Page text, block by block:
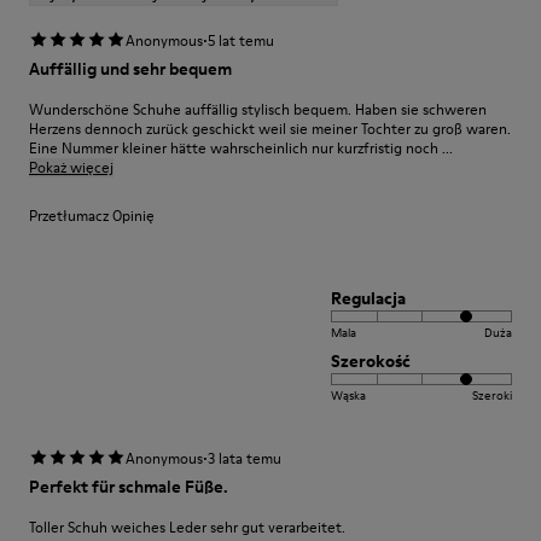
Anonymous·5 lat temu
Auffällig und sehr bequem
Wunderschöne Schuhe auffällig stylisch bequem. Haben sie schweren
Herzens dennoch zurück geschickt weil sie meiner Tochter zu groß waren.
Eine Nummer kleiner hätte wahrscheinlich nur kurzfristig noch ...
Pokaż więcej
Przetłumacz Opinię
Regulacja
Mala Duża
Szerokość
Wąska Szeroki
Anonymous·3 lata temu
Perfekt für schmale Füße.
Toller Schuh weiches Leder sehr gut verarbeitet.